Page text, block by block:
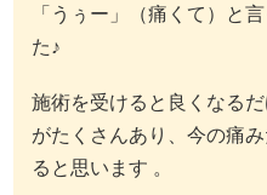
「うぅー」（痛くて）と
た♪
施術を受けると良くなる
がたくさんあり、今の痛
ると思います 。